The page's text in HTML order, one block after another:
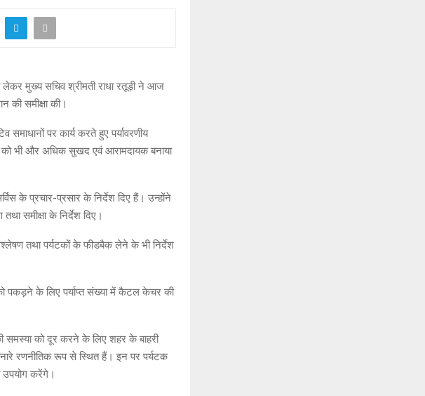
मुख्य सचिव श्रीमती राधा रतूड़ी ने आज
की समीक्षा की।
पर कार्य करते हुए पर्यावरणीय
को भी और अधिक सुखद एवं आरामदायक बनाया
के प्रचार-प्रसार के निर्देश दिए हैं। उन्होंने
समीक्षा के निर्देश दिए।
तथा पर्यटकों के फीडबैक लेने के भी निर्देश
पकड़ने के लिए पर्याप्त संख्या में कैटल केचर की
समस्या को दूर करने के लिए शहर के बाहरी
रणनीतिक रूप से स्थित हैं। इन पर पर्यटक
करेंगे।